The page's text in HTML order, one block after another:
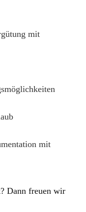
mit
mit
Dann freuen wir